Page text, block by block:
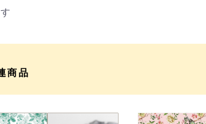
商品